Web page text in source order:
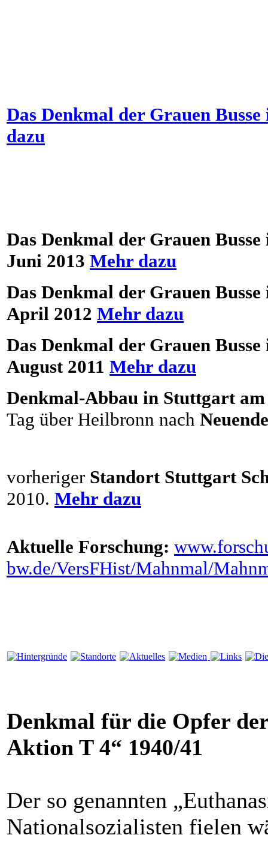
Das Denkmal der Grauen
dazu
Das Denkmal der Grauen
Juni 2013 Mehr dazu
Das Denkmal der Grauen
April 2012 Mehr dazu
Das Denkmal der Grauen
August 2011 Mehr dazu
Denkmal-Abbau in Stuttgart
Tag über Heilbronn nach
vorheriger Standort Stuttgart
2010. Mehr dazu
Aktuelle Forschung:
bw.de/VersFHist/Mahnmal/
Denkmal für die Opfer
Aktion T 4“ 1940/41
Der so genannten
Nationalsozialisten fielen